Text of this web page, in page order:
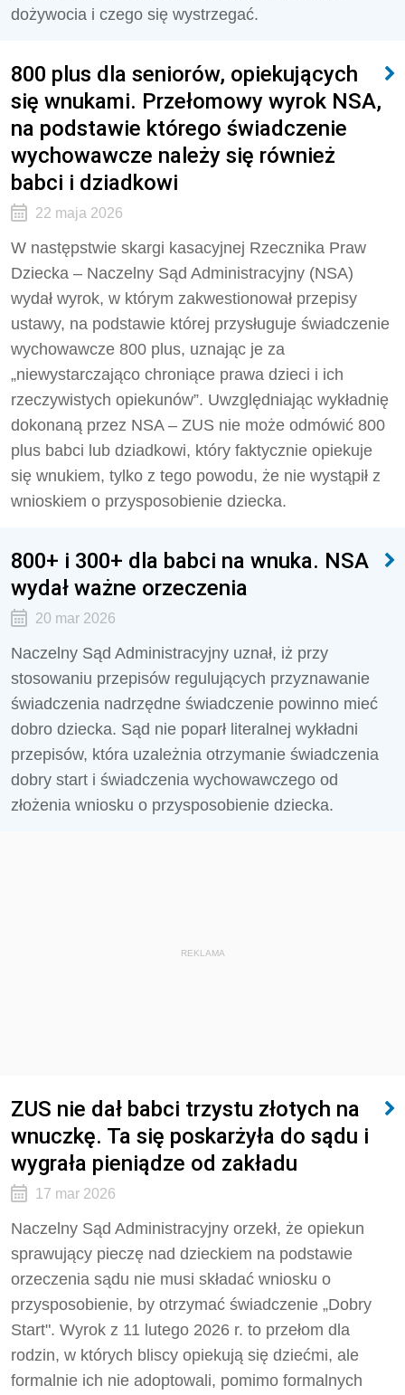
dożywocia i czego się wystrzegać.
800 plus dla seniorów, opiekujących
się wnukami. Przełomowy wyrok NSA,
na podstawie którego świadczenie
wychowawcze należy się również
babci i dziadkowi
22 maja 2026
W następstwie skargi kasacyjnej Rzecznika Praw
Dziecka – Naczelny Sąd Administracyjny (NSA)
wydał wyrok, w którym zakwestionował przepisy
ustawy, na podstawie której przysługuje świadczenie
wychowawcze 800 plus, uznając je za
„niewystarczająco chroniące prawa dzieci i ich
rzeczywistych opiekunów”. Uwzględniając wykładnię
dokonaną przez NSA – ZUS nie może odmówić 800
plus babci lub dziadkowi, który faktycznie opiekuje
się wnukiem, tylko z tego powodu, że nie wystąpił z
wnioskiem o przysposobienie dziecka.
800+ i 300+ dla babci na wnuka. NSA
wydał ważne orzeczenia
20 mar 2026
Naczelny Sąd Administracyjny uznał, iż przy
stosowaniu przepisów regulujących przyznawanie
świadczenia nadrzędne świadczenie powinno mieć
dobro dziecka. Sąd nie poparł literalnej wykładni
przepisów, która uzależnia otrzymanie świadczenia
dobry start i świadczenia wychowawczego od
złożenia wniosku o przysposobienie dziecka.
REKLAMA
ZUS nie dał babci trzystu złotych na
wnuczkę. Ta się poskarżyła do sądu i
wygrała pieniądze od zakładu
17 mar 2026
Naczelny Sąd Administracyjny orzekł, że opiekun
sprawujący pieczę nad dzieckiem na podstawie
orzeczenia sądu nie musi składać wniosku o
przysposobienie, by otrzymać świadczenie „Dobry
Start". Wyrok z 11 lutego 2026 r. to przełom dla
rodzin, w których bliscy opiekują się dziećmi, ale
formalnie ich nie adoptowali, pomimo formalnych